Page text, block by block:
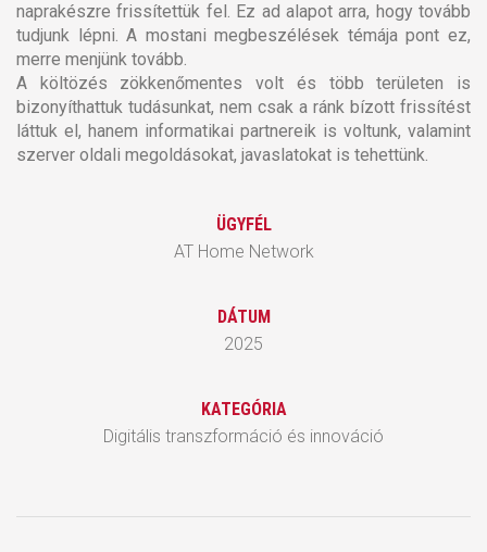
naprakészre frissítettük fel. Ez ad alapot arra, hogy tovább
tudjunk lépni. A mostani megbeszélések témája pont ez,
merre menjünk tovább.
A költözés zökkenőmentes volt és több területen is
bizonyíthattuk tudásunkat, nem csak a ránk bízott frissítést
láttuk el, hanem informatikai partnereik is voltunk, valamint
szerver oldali megoldásokat, javaslatokat is tehettünk.
ÜGYFÉL
AT Home Network
DÁTUM
2025
KATEGÓRIA
Digitális transzformáció és innováció